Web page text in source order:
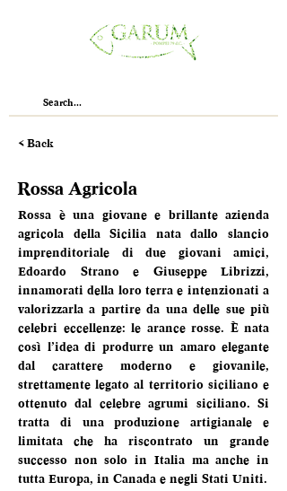
< Back
Rossa Agricola
Rossa è una giovane e brillante azienda
agricola della Sicilia nata dallo slancio
imprenditoriale di due giovani amici,
Edoardo Strano e Giuseppe Librizzi,
innamorati della loro terra e intenzionati a
valorizzarla a partire da una delle sue più
celebri eccellenze: le arance rosse. È nata
così l’idea di produrre un amaro elegante
dal carattere moderno e giovanile,
strettamente legato al territorio siciliano e
ottenuto dal celebre agrumi siciliano. Si
tratta di una produzione artigianale e
limitata che ha riscontrato un grande
successo non solo in Italia ma anche in
tutta Europa, in Canada e negli Stati Uniti.